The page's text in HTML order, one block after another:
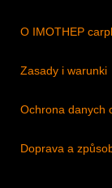
O IMOTHEP
Zasady i warunki
Ochrona danych
Doprava a